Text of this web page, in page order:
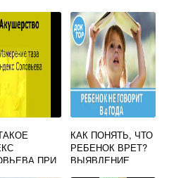
ПРИ
КАК ПОНЯТЬ, ЧТО
РЕБЕНОК ВРЕТ?
ВЫЯВЛЕНИЕ